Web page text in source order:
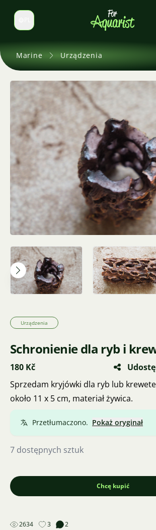
Zmień język
Marine Urządzenia
Urządzenia
Schronienie dla ryb i
180 Kč
Sprzedam kryjówki dla ryb lub
około 11 x 5 cm, materiał żywica.
Przetłumaczono. Pokaż oryginał
7 dostępnych sztuk
Chcę kupić
2634 3 2